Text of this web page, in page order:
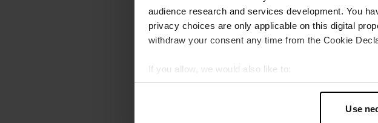
audience research and services development. You
privacy choices are only applicable on this digital
withdraw your consent any time from the Cookie
If you allow, we would also like to:
Collect information about your geographical
Find out more about how your personal data is
Use
Een locatie beoordeeld—bijna 3 jaar
Sitecode: 11796
leuke plekken, mooi uitzicht.
Een locatie beoordeeld